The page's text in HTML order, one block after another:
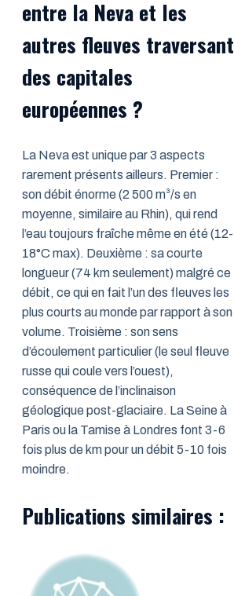
entre la Neva et les
autres fleuves traversant
des capitales
européennes ?
La Neva est unique par 3 aspects
rarement présents ailleurs. Premier :
son débit énorme (2 500 m³/s en
moyenne, similaire au Rhin), qui rend
l’eau toujours fraîche même en été (12-
18°C max). Deuxième : sa courte
longueur (74 km seulement) malgré ce
débit, ce qui en fait l’un des fleuves les
plus courts au monde par rapport à son
volume. Troisième : son sens
d’écoulement particulier (le seul fleuve
russe qui coule vers l’ouest),
conséquence de l’inclinaison
géologique post-glaciaire. La Seine à
Paris ou la Tamise à Londres font 3-6
fois plus de km pour un débit 5-10 fois
moindre.
Publications similaires :